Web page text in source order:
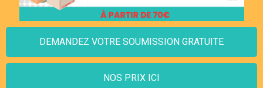
DEMANDEZ VOTRE SOUMISSION GRATUITE
NOS PRIX ICI